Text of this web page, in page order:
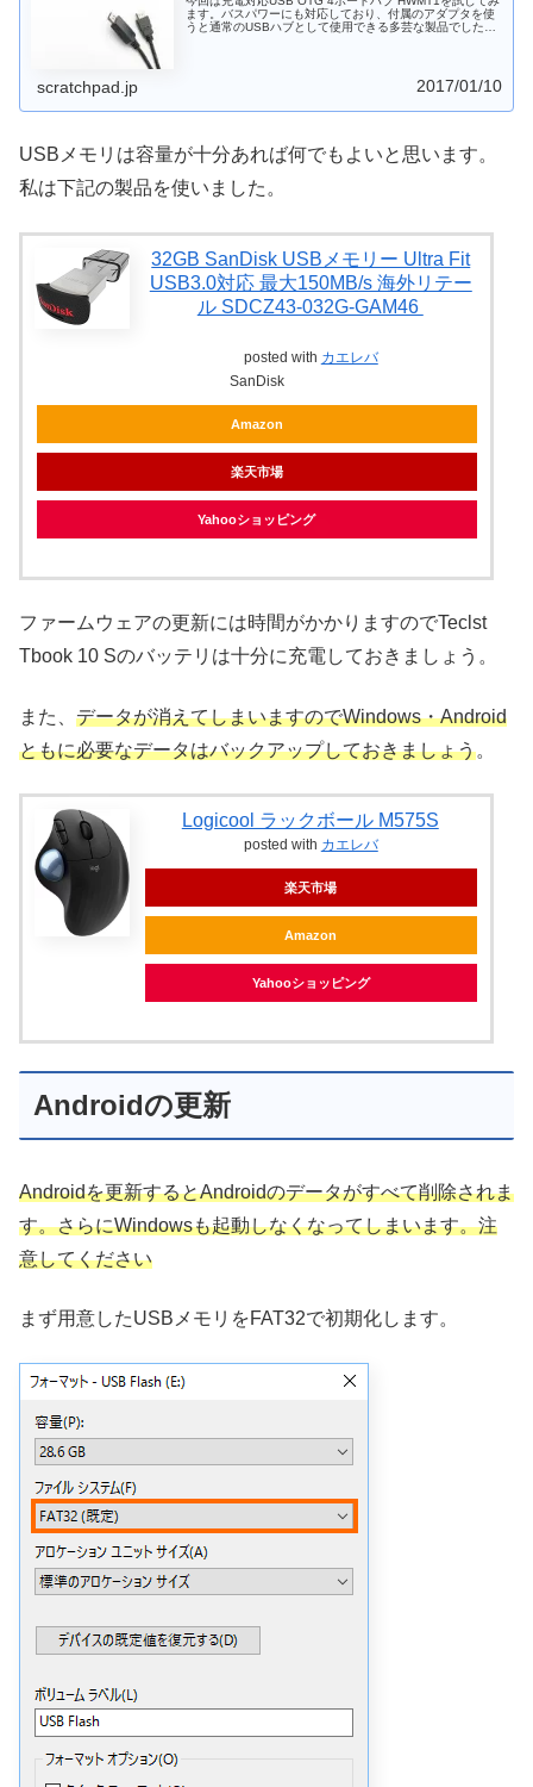
ます。バスパワーにも対応しており、付属のアダプタを使
うと通常のUSBハブとして使用できる多芸な製品でした。
scratchpad.jp 2017/01/10
USBメモリは容量が十分あれば何でもよいと思います。
私は下記の製品を使いました。
32GB SanDisk USBメモリー Ultra Fit
USB3.0対応 最大150MB/s 海外リテー
ル SDCZ43-032G-GAM46
posted with カエレバ
SanDisk
Amazon
楽天市場
Yahooショッピング
ファームウェアの更新には時間がかかりますのでTeclst
Tbook 10 Sのバッテリは十分に充電しておきましょう。
また、 データが消えてしまいますのでWindows・Android
ともに必要なデータはバックアップしておきましょう。
Logicool ラックボール M575S
posted with カエレバ
楽天市場
Amazon
Yahooショッピング
Androidの更新
Androidを更新するとAndroidのデータがすべて削除されま
す。さらにWindowsも起動しなくなってしまいます。注
意してください
まず用意したUSBメモリをFAT32で初期化します。